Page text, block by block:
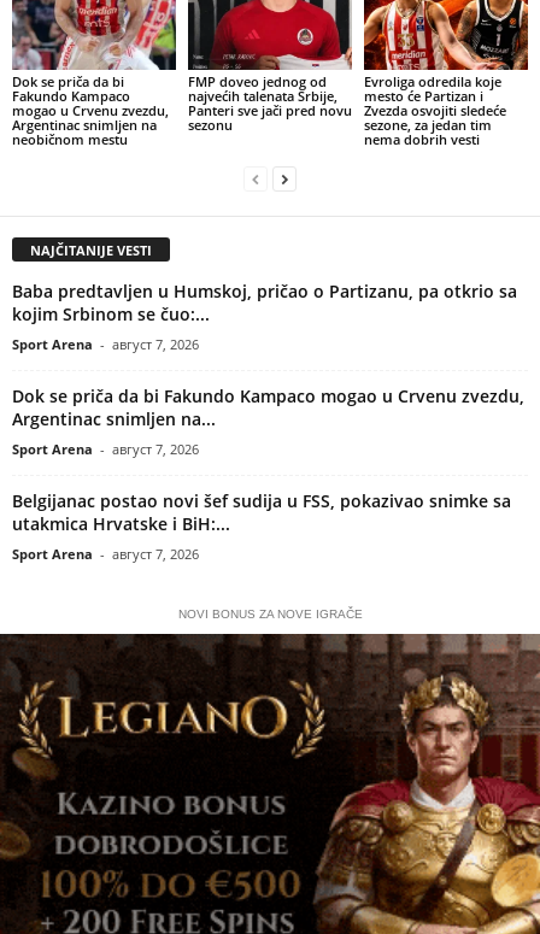
Dok se priča da bi
Fakundo Kampaco
mogao u Crvenu zvezdu,
Argentinac snimljen na
neobičnom mestu
FMP doveo jednog od
najvećih talenata Srbije,
Panteri sve jači pred novu
sezonu
Evroliga odredila koje
mesto će Partizan i
Zvezda osvojiti sledeće
sezone, za jedan tim
nema dobrih vesti
NAJČITANIJE VESTI
Baba predtavljen u Humskoj, pričao o Partizanu, pa otkrio sa
kojim Srbinom se čuo:...
Sport Arena - август 7, 2026
Dok se priča da bi Fakundo Kampaco mogao u Crvenu zvezdu,
Argentinac snimljen na...
Sport Arena - август 7, 2026
Belgijanac postao novi šef sudija u FSS, pokazivao snimke sa
utakmica Hrvatske i BiH:...
Sport Arena - август 7, 2026
NOVI BONUS ZA NOVE IGRAČE